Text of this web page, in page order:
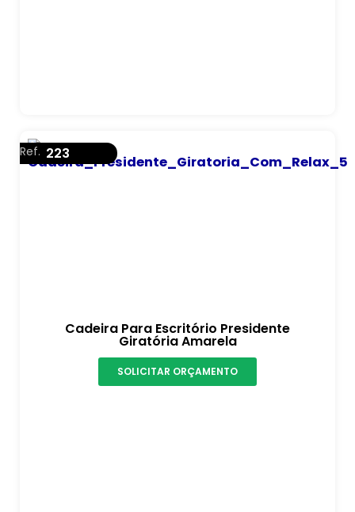
Cadeira Para Escritório Presidente
Giratória Amarela
Ref. 223
SOLICITAR ORÇAMENTO